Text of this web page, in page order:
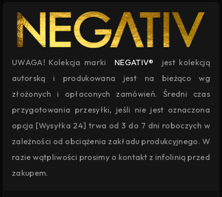
UWAGA! Kolekcja marki NEGATIV®
jest kolekcją
autorską i produkowana jest na bieżąco wg
złożonych i opłaconych zamówień. Średni czas
przygotowania przesyłki, jeśli nie jest oznaczona
opcja [Wysyłka 24] trwa od 3 do 7 dni roboczych w
zależności od obciążenia zakładu produkcyjnego. W
razie wątpliwości prosimy o kontakt z infolinią przed
zakupem.